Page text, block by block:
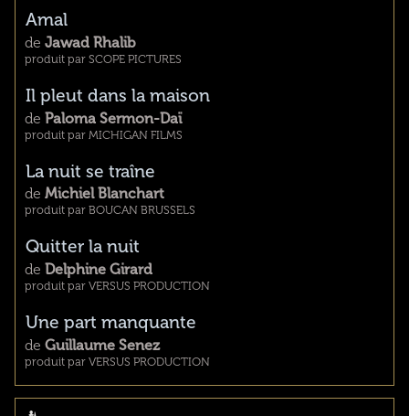
Amal
de Jawad Rhalib
produit par SCOPE PICTURES
Il pleut dans la maison
de Paloma Sermon-Daï
produit par MICHIGAN FILMS
La nuit se traîne
de Michiel Blanchart
produit par BOUCAN BRUSSELS
Quitter la nuit
de Delphine Girard
produit par VERSUS PRODUCTION
Une part manquante
de Guillaume Senez
produit par VERSUS PRODUCTION